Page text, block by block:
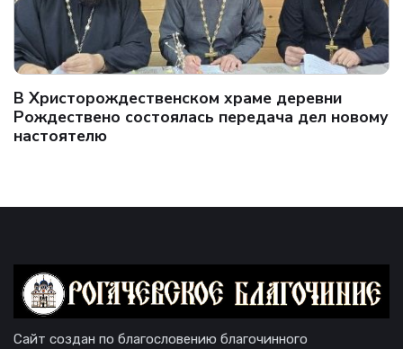
В Христорождественском храме деревни
Рождествено состоялась передача дел новому
настоятелю
Сайт создан по благословению благочинного